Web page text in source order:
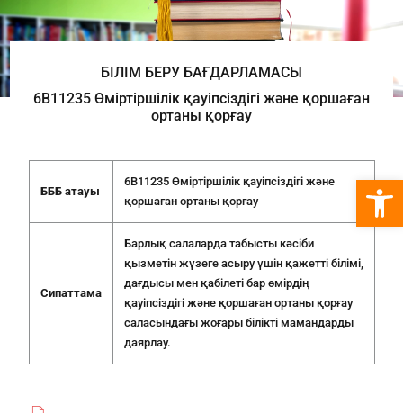
БІЛІМ БЕРУ БАҒДАРЛАМАСЫ
6B11235 Өміртіршілік қауіпсіздігі және қоршаған
ортаны қорғау
БББ атауы
6B11235 Өміртіршілік қауіпсіздігі және
қоршаған ортаны қорғау
Сипаттама
Барлық салаларда табысты кәсiби
қызметiн жүзеге асыру үшiн қажеттi бiлiмi,
дағдысы мен қабiлетi бар өмiрдiң
қауiпсiздiгi және қоршаған ортаны қорғау
саласындағы жоғары бiлiктi мамандарды
даярлау.